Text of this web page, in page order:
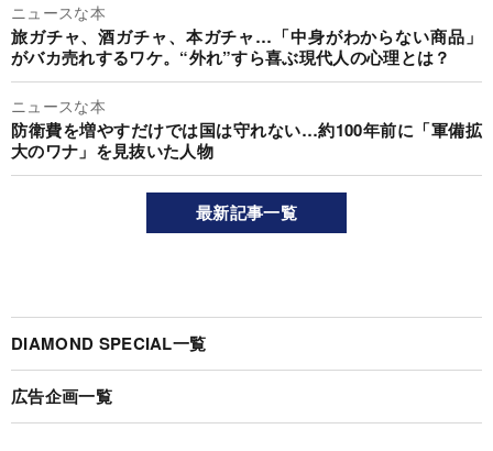
ニュースな本
旅ガチャ、酒ガチャ、本ガチャ…「中身がわからない商品」
がバカ売れするワケ。“外れ”すら喜ぶ現代人の心理とは？
ニュースな本
防衛費を増やすだけでは国は守れない…約100年前に「軍備拡
大のワナ」を見抜いた人物
最新記事一覧
DIAMOND SPECIAL一覧
広告企画一覧